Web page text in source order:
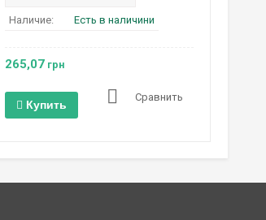
Наличие: Есть в наличини
265,07грн
Купить
Сравнить